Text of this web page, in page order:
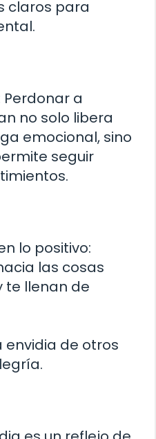
claros para
a
no solo libera
emocional, sino
seguir
lo positivo:
las cosas
te llenan de
envidia de otros